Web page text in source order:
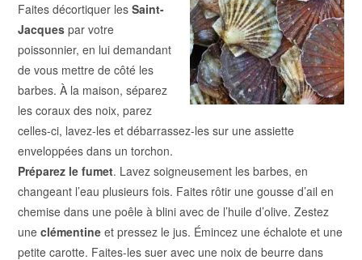
Faites décortiquer lesSaint-
Jacques par votre
poissonnier, en lui demandant
de vous mettre de côté les
barbes. À la maison, séparez
les coraux des noix, parez
celles-ci, lavez-les et débarrassez-les sur une assiette
enveloppées dans un torchon.
Préparez le fumet. Lavez soigneusement les barbes, en
changeant l’eau plusieurs fois. Faites rôtir une gousse d’ail en
chemise dans une poêle à blini avec de l’huile d’olive. Zestez
uneclémentineet pressez le jus. Émincez une échalote et une
petite carotte. Faites-les suer avec une noix de beurre dans